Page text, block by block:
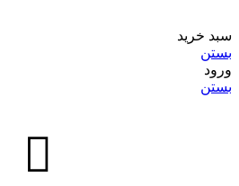
سبد خرید
بستن
ورود
بستن